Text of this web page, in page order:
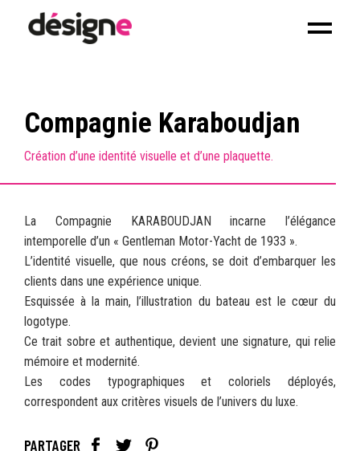
Compagnie Karaboudjan
Création d’une identité visuelle et d’une plaquette.
La Compagnie KARABOUDJAN incarne l’élégance
intemporelle d’un « Gentleman Motor-Yacht de 1933 ».
L’identité visuelle, que nous créons, se doit d’embarquer les
clients dans une expérience unique.
Esquissée à la main, l’illustration du bateau est le cœur du
logotype.
Ce trait sobre et authentique, devient une signature, qui relie
mémoire et modernité.
Les codes typographiques et coloriels déployés,
correspondent aux critères visuels de l’univers du luxe.
PARTAGER